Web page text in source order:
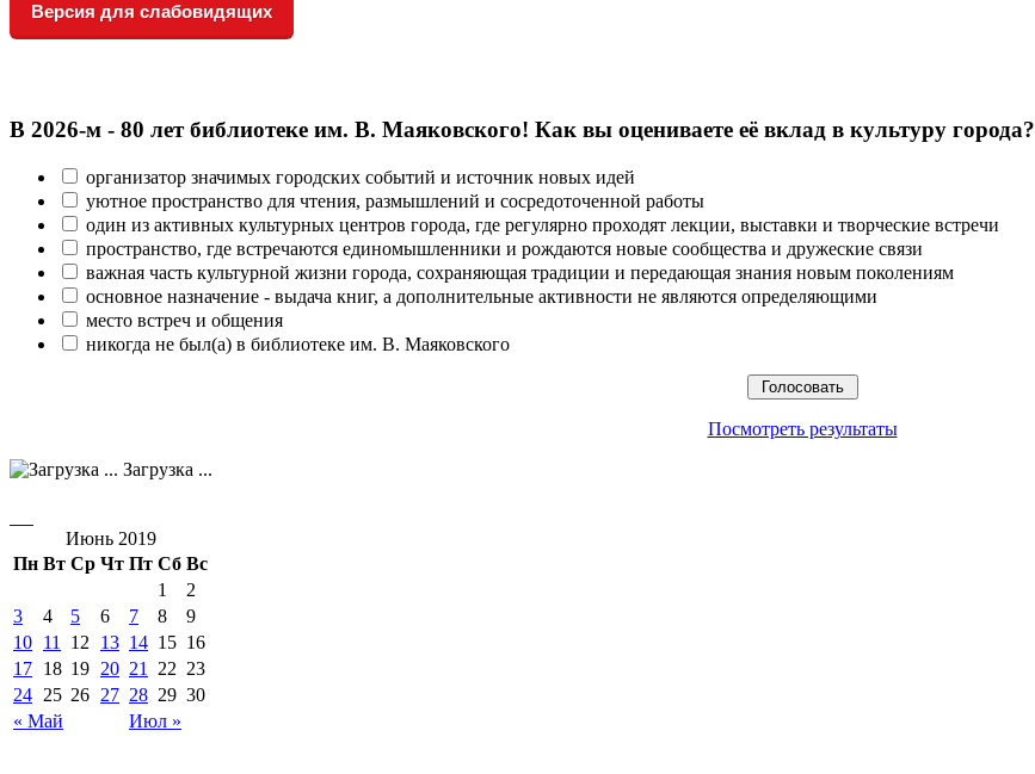
Версия для слабовидящих
В 2026‑м - 80 лет библиотеке им. В. Маяковского! Как вы оцениваете её вклад в культуру города?
организатор значимых городских событий и источник новых идей
уютное пространство для чтения, размышлений и сосредоточенной работы
один из активных культурных центров города, где регулярно проходят лекции, выставки и творческие встречи
пространство, где встречаются единомышленники и рождаются новые сообщества и дружеские связи
важная часть культурной жизни города, сохраняющая традиции и передающая знания новым поколениям
основное назначение - выдача книг, а дополнительные активности не являются определяющими
место встреч и общения
никогда не был(а) в библиотеке им. В. Маяковского
Посмотреть результаты
Загрузка ...
Июнь 2019
Пн Вт Ср Чт Пт Сб Вс
« Май Июл »
1
2
3
4 5 6 7 8
9
10 11 12 13 14 15 16
17 18 19 20 21 22 23
24 25 26 27 28 29 30